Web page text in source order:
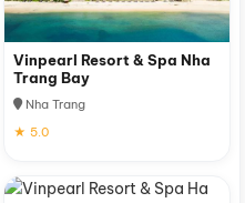
Vinpearl Resort & Spa Nha
Trang Bay
Nha Trang
★ 5.0